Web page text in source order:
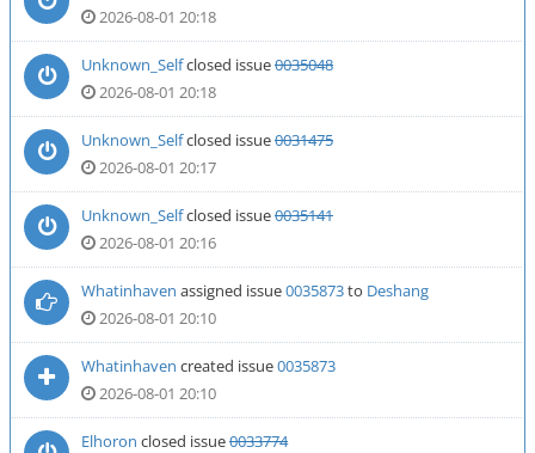
2026-08-01 20:18
Unknown_Selfclosed issue0035048
2026-08-01 20:18
Unknown_Selfclosed issue0031475
2026-08-01 20:17
Unknown_Selfclosed issue0035141
2026-08-01 20:16
Whatinhaven assigned issue0035873to Deshang
2026-08-01 20:10
Whatinhaven created issue0035873
2026-08-01 20:10
Elhoron closed issue0033774